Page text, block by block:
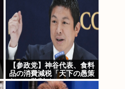
【参政党】神谷代表、食料
品の消費減税「天下の愚策
だ」と批判 ★3